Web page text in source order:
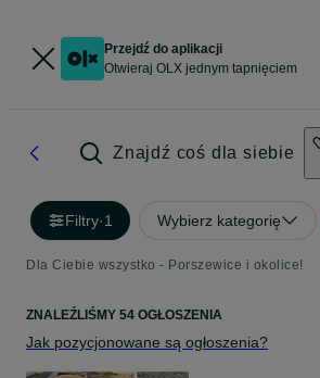
Przejdź do aplikacji
Otwieraj OLX jednym tapnięciem
Znajdź coś dla siebie
Filtry·1 Wybierz kategorię
Dla Ciebie wszystko - Porszewice i okolice!
ZNALEŹLIŚMY 54 OGŁOSZENIA
Jak pozycjonowane są ogłoszenia?